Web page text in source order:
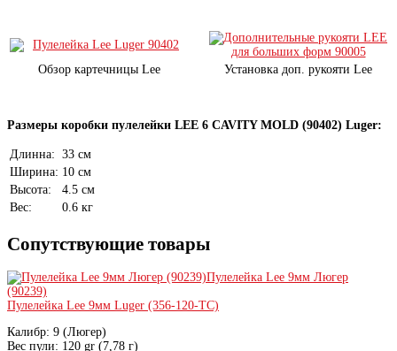
Обзор картечницы Lee Установка доп. рукояти Lee
Размеры коробки пулелейки LEE 6 CAVITY MOLD (90402) Luger:
Длинна: 33 см
Ширина: 10 см
Высота:
4.5 см
Вес:
0.6 кг
Сопутствующие товары
Пулелейка Lee 9мм Люгер
(90239)
Пулелейка Lee 9мм Luger (356-120-TC)
Калибр: 9 (Люгер)
Вес пули: 120 gr (7,78 г)